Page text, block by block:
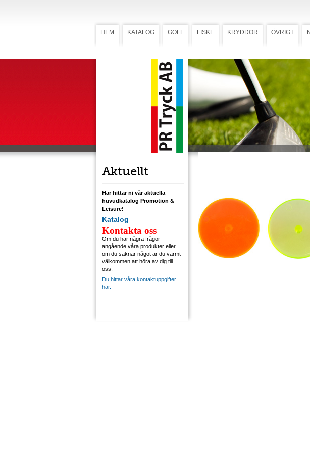
HEM KATALOG GOLF FISKE KRYDDOR ÖVRIGT
Aktuellt
Här hittar ni vår aktuella
huvudkatalog Promotion &
Leisure!
Katalog
Kontakta oss
Om du har några frågor
angående våra produkter eller
om du saknar något är du varmt
välkommen att höra av dig till
oss.
Du hittar våra kontaktuppgifter
här.
Markeringsknapp Transparent
Markeringsknapp Plast
Trä (Art. 110)
Ø 25 mm markeringsknapp i plast eller trä
som miljövänligt alternativ. Förädlas med
eller flerfärgstryck.
Ladda ner mall med tryckstorlek